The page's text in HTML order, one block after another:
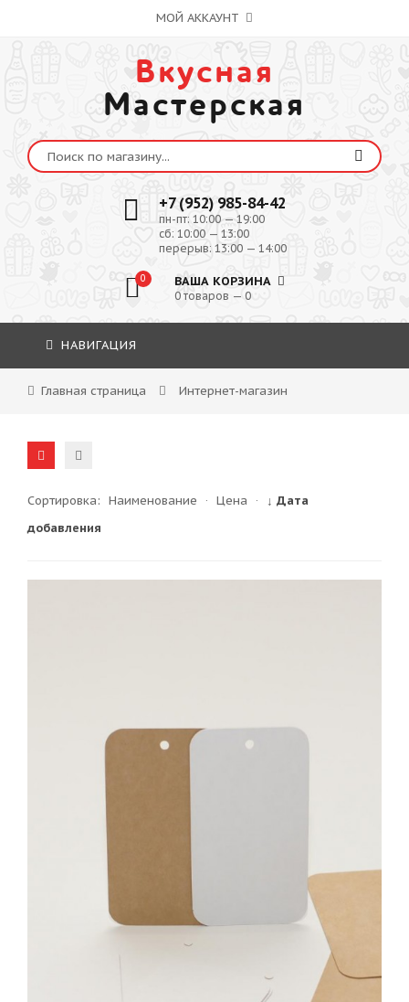
МОЙ АККАУНТ
Вкусная
Мастерская
+7 (952) 985-84-42
пн-пт: 10:00 — 19:00
сб: 10:00 — 13:00
перерыв: 13:00 — 14:00
0 ВАША КОРЗИНА
0 товаров — 0
НАВИГАЦИЯ
Главная страница Интернет-магазин
Сортировка: Наименование · Цена ·
↓ Дата
добавления